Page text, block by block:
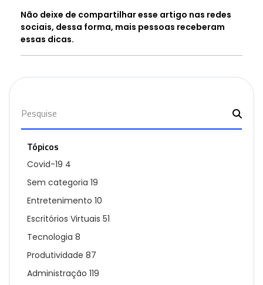
Não deixe de compartilhar esse artigo nas redes
sociais, dessa forma, mais pessoas receberam
essas dicas.
Tópicos
Covid-19 4
Sem categoria 19
Entretenimento 10
Escritórios Virtuais 51
Tecnologia 8
Produtividade 87
Administração 119